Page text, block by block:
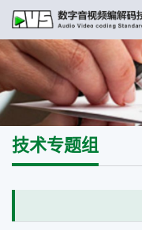
技术专题组